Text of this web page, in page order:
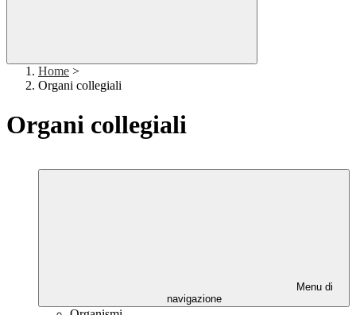
Home >
Organi collegiali
Organi collegiali
Menu di
navigazione